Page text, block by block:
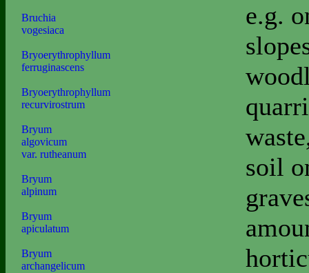
Bruchia
vogesiaca
Bryoerythrophyllum
ferruginascens
Bryoerythrophyllum
recurvirostrum
Bryum
algovicum
var. rutheanum
Bryum
alpinum
Bryum
apiculatum
Bryum
archangelicum
e.g.
soil